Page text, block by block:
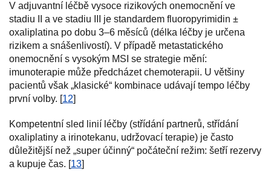
V adjuvantní léčbě vysoce rizikových onemocnění ve
stadiu II a ve stadiu III je standardem fluoropyrimidin ±
oxaliplatina po dobu 3–6 měsíců (délka léčby je určena
rizikem a snášenlivostí). V případě metastatického
onemocnění s vysokým MSI se strategie mění:
imunoterapie může předcházet chemoterapii. U většiny
pacientů však „klasické“ kombinace udávají tempo léčby
první volby. [12]
Kompetentní sled linií léčby (střídání partnerů, střídání
oxaliplatiny a irinotekanu, udržovací terapie) je často
důležitější než „super účinný“ počáteční režim: šetří rezervy
a kupuje čas. [13]